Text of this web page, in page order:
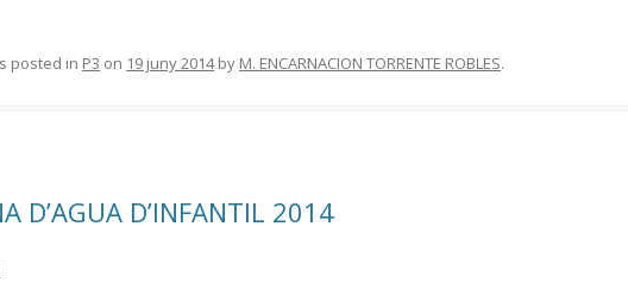
posted in P3 on 19 juny 2014by M. ENCARNACION TORRENTE ROBLES.
D’AGUA D’INFANTIL 2014